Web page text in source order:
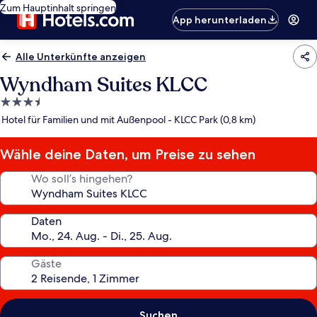
Zum Hauptinhalt springen
App herunterladen
Alle Unterkünfte anzeigen
Wyndham Suites KLCC
3.5-
Sterne-
Hotel für Familien und mit Außenpool - KLCC Park (0,8 km)
Wähle deine Daten, um Preise zu sehen
Wo soll’s hingehen?
Daten
Gäste